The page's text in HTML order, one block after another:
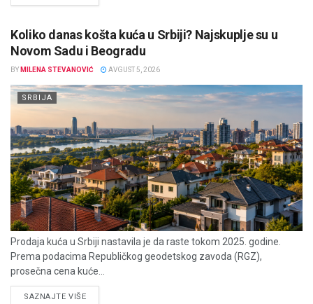
Koliko danas košta kuća u Srbiji? Najskuplje su u
Novom Sadu i Beogradu
BY MILENA STEVANOVIĆ AVGUST 5, 2026
SRBIJA
Prodaja kuća u Srbiji nastavila je da raste tokom 2025. godine.
Prema podacima Republičkog geodetskog zavoda (RGZ),
prosečna cena kuće...
SAZNAJTE VIŠEDETAILS